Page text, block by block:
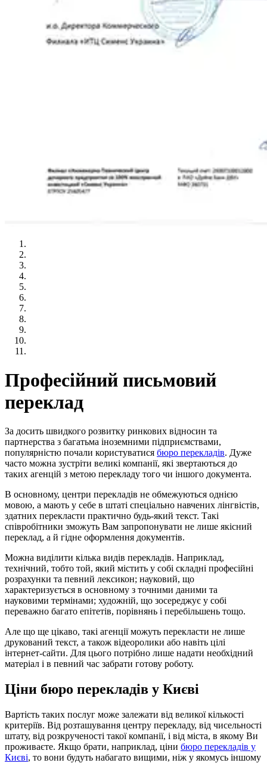
Професійний письмовий
переклад
За досить швидкого розвитку ринкових відносин та
партнерства з багатьма іноземними підприємствами,
популярністю почали користуватися бюро перекладів. Дуже
часто можна зустріти великі компанії, які звертаються до
таких агенцій з метою перекладу того чи іншого документа.
В основному, центри перекладів не обмежуються однією
мовою, а мають у себе в штаті спеціально навчених лінгвістів,
здатних перекласти практично будь-який текст. Такі
співробітники зможуть Вам запропонувати не лише якісний
переклад, а й гідне оформлення документів.
Можна виділити кілька видів перекладів. Наприклад,
технічний, тобто той, який містить у собі складні професійні
розрахунки та певний лексикон; науковий, що
характеризується в основному з точними даними та
науковими термінами; художній, що зосереджує у собі
переважно багато епітетів, порівнянь і перебільшень тощо.
Але що ще цікаво, такі агенції можуть перекласти не лише
друкований текст, а також відеоролики або навіть цілі
інтернет-сайти. Для цього потрібно лише надати необхідний
матеріал і в певний час забрати готову роботу.
Ціни бюро перекладів у Києві
Вартість таких послуг може залежати від великої кількості
критеріїв. Від розташування центру перекладу, від чисельності
штату, від розкрученості такої компанії, і від міста, в якому Ви
проживаєте. Якщо брати, наприклад, ціни бюро перекладів у
Києві, то вони будуть набагато вищими, ніж у якомусь іншому